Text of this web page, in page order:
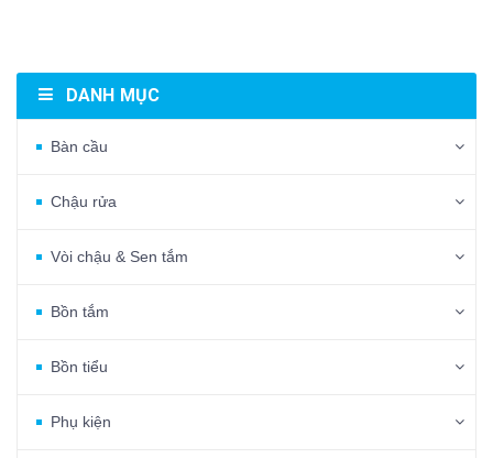
DANH MỤC
Bàn cầu
Chậu rửa
Vòi chậu & Sen tắm
Bồn tắm
Bồn tiểu
Phụ kiện